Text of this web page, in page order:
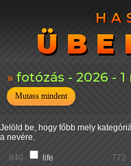
fotózás - 2026 -
Mutass mindent
Jelöld be, hogy főbb mely
a nevére.
940 life 772